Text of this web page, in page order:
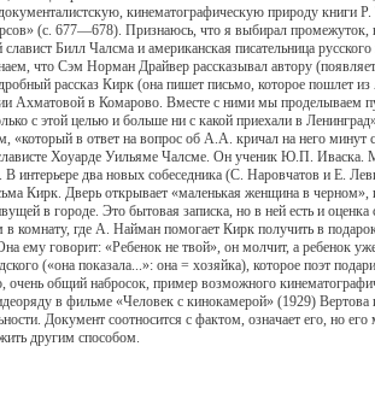
кинематографическую природу книги Р.
(с. 677—678). Признаюсь, что я выбирал
Билл Чалсма и американская писательница
что Сэм Норман Драйвер рассказывал автору
рассказ Кирк (она пишет письмо, которое пошлет
Ахматовой в Комарово. Вместе с ними мы проделываем
с этой целью и больше ни с какой приехали в
«который в ответ на вопрос об А.А. кричал на него
Хоуарде Уильяме Чалсме. Он ученик Ю.П.
интерьере два новых собеседника (С. Наровчатов и Е.
Кирк. Дверь открывает «маленькая женщина в
в городе. Это бытовая записка, но в ней есть и
комнату, где А. Найман помогает Кирк получить в
ему говорит: «Ребенок не твой», он молчит, а ребенок
(«она показала...»: она = хозяйка), которое поэт
очень общий набросок, пример возможного
в фильме «Человек с кинокамерой» (1929) Вертова
Документ соотносится с фактом, означает его, но
другим способом.